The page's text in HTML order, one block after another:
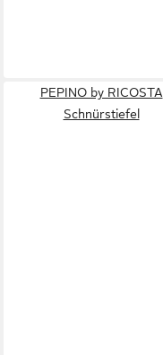
PEPINO by RICOSTA
Schnürstiefel